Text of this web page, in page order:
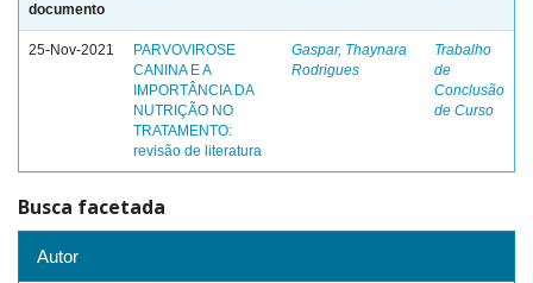
documento
25-Nov-2021
PARVOVIROSE
CANINA E A
IMPORTÂNCIA DA
NUTRIÇÃO NO
TRATAMENTO:
revisão de literatura
Gaspar, Thaynara
Rodrigues
Trabalho
de
Conclusão
de Curso
Busca facetada
Autor